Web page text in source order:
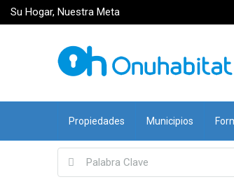
Su Hogar, Nuestra Meta
Propiedades Municipios